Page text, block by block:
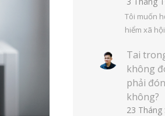
Tôi muốn
hiểm xã
Tai
không
phải
không?
23 Tháng